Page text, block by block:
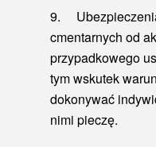
9.
cmentarnych od
przypadkowego
tym wskutek
dokonywać
nimi pieczę.